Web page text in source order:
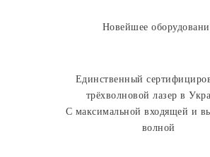
Новейшее
Единственный
трёхволновой лазер в
С максимальной входящей и
волной